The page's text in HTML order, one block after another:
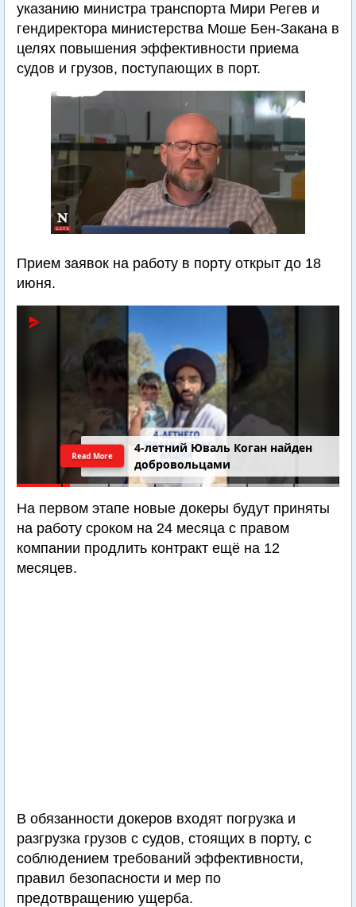
указанию министра транспорта Мири Регев и
гендиректора министерства Моше Бен-Закана в
целях повышения эффективности приема
судов и грузов, поступающих в порт.
Прием заявок на работу в порту открыт до 18
июня.
4-летний Юваль Коган найден
добровольцами
Read More
На первом этапе новые докеры будут приняты
на работу сроком на 24 месяца с правом
компании продлить контракт ещё на 12
месяцев.
В обязанности докеров входят погрузка и
разгрузка грузов с судов, стоящих в порту, с
соблюдением требований эффективности,
правил безопасности и мер по
предотвращению ущерба.